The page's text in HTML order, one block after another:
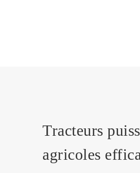
Tracteurs
agricoles